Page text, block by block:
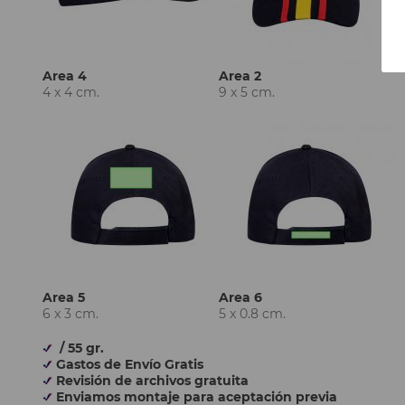
Area 4
4 x 4 cm.
Area 2
9 x 5 cm.
Area 5
6 x 3 cm.
Area 6
5 x 0.8 cm.
/ 55 gr.
Gastos de Envío Gratis
Revisión de archivos gratuita
Enviamos montaje para aceptación previa